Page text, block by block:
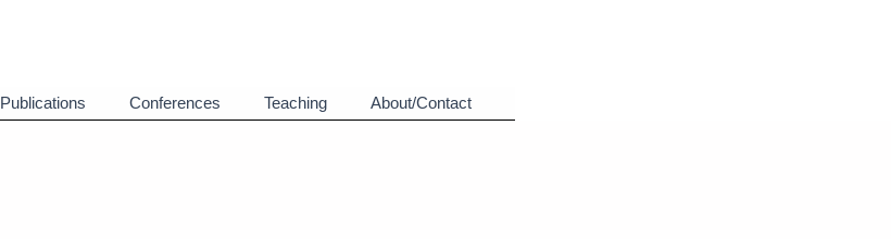
Publications Conferences Teaching About/Contact